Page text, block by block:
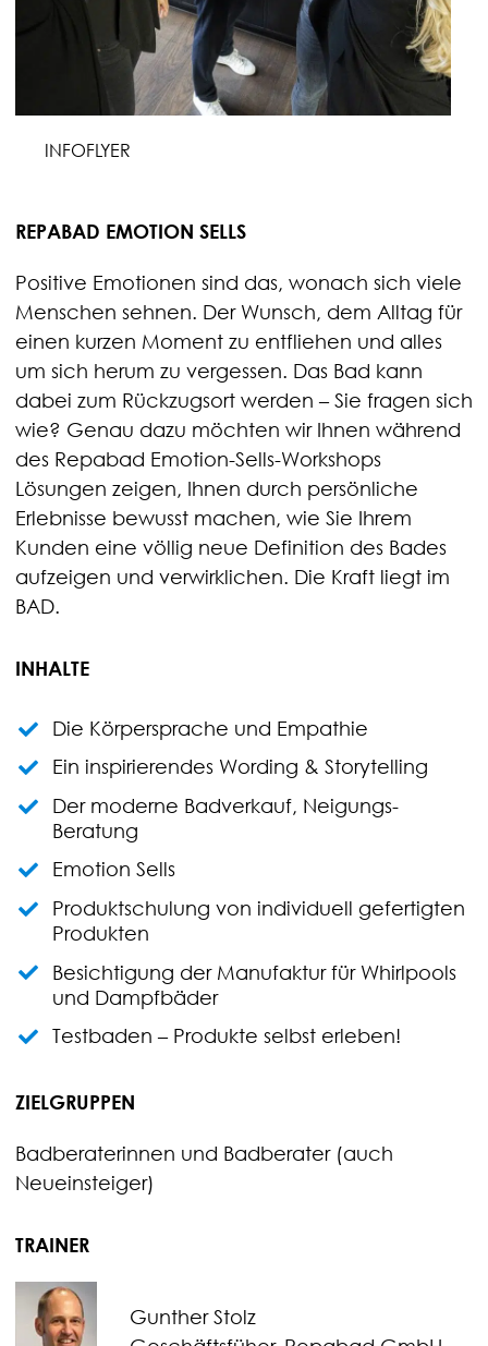
INFOFLYER
REPABAD EMOTION SELLS
Positive Emotionen sind das, wonach sich viele
Menschen sehnen. Der Wunsch, dem Alltag für
einen kurzen Moment zu entfliehen und alles
um sich herum zu vergessen. Das Bad kann
dabei zum Rückzugsort werden – Sie fragen sich
wie? Genau dazu möchten wir Ihnen während
des Repabad Emotion-Sells-Workshops
Lösungen zeigen, Ihnen durch persönliche
Erlebnisse bewusst machen, wie Sie Ihrem
Kunden eine völlig neue Definition des Bades
aufzeigen und verwirklichen. Die Kraft liegt im
BAD.
INHALTE
Die Körpersprache und Empathie
Ein inspirierendes Wording & Storytelling
Der moderne Badverkauf, Neigungs-
Beratung
Emotion Sells
Produktschulung von individuell gefertigten
Produkten
Besichtigung der Manufaktur für Whirlpools
und Dampfbäder
Testbaden – Produkte selbst erleben!
ZIELGRUPPEN
Badberaterinnen und Badberater (auch
Neueinsteiger)
TRAINER
Gunther Stolz